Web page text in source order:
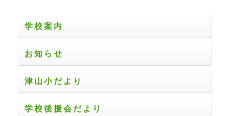
ン
学校案内
お知らせ
津山小だより
学校後援会だより